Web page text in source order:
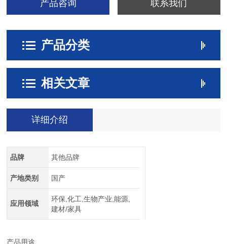
产品咨询 联系我们
产品分类
相关文章
详细介绍
品牌 其他品牌
产地类别 国产
应用领域
环保,化工,生物产业,能源,
建材/家具
产品用途